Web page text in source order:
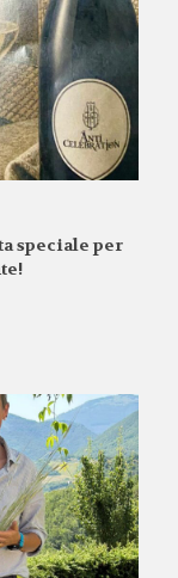
speciale per